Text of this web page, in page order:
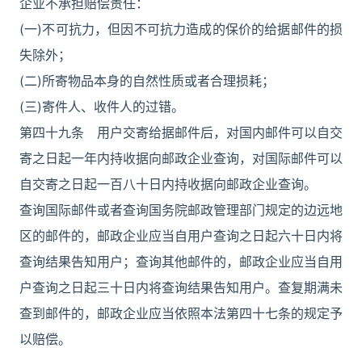
企业不承担赔偿责任：
(一)不可抗力，但因不可抗力造成的保价的给据邮件的损
失除外；
(二)所寄物品本身的自然性质或者合理损耗；
(三)寄件人、收件人的过错。
第四十九条 用户交寄给据邮件后，对国内邮件可以自交
寄之日起一年内持收据向邮政企业查询，对国际邮件可以
自交寄之日起一百八十日内持收据向邮政企业查询。
查询国际邮件或者查询国务院邮政管理部门规定的边远地
区的邮件的，邮政企业应当自用户查询之日起六十日内将
查询结果告知用户；查询其他邮件的，邮政企业应当自用
户查询之日起三十日内将查询结果告知用户。查复期满未
查到邮件的，邮政企业应当依照本法第四十七条的规定予
以赔偿。